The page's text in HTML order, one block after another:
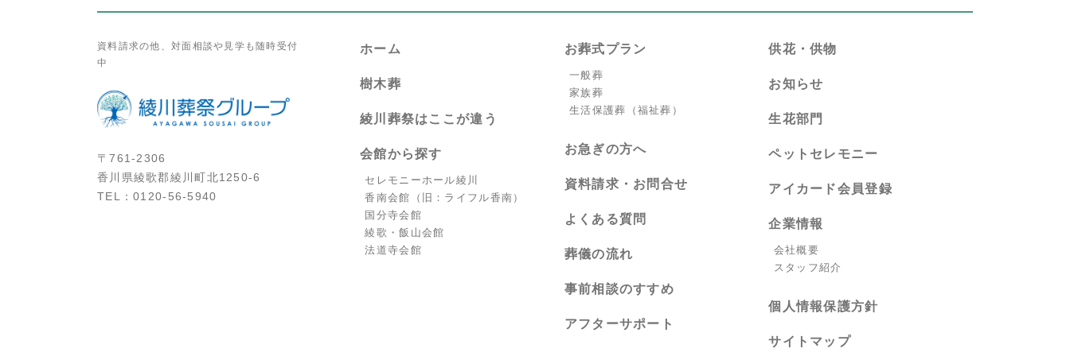
資料請求の他、対面相談や見学も随時受付
中
〒761-2306
香川県綾歌郡綾川町北1250-6
TEL：0120-56-5940
ホーム
樹木葬
綾川葬祭はここが違う
会館から探す
セレモニーホール綾川
香南会館（旧：ライフル香南）
国分寺会館
綾歌・飯山会館
法道寺会館
お葬式プラン
一般葬
家族葬
生活保護葬（福祉葬）
お急ぎの方へ
資料請求・お問合せ
よくある質問
葬儀の流れ
事前相談のすすめ
アフターサポート
供花・供物
お知らせ
生花部門
ペットセレモニー
アイカード会員登録
企業情報
会社概要
スタッフ紹介
個人情報保護方針
サイトマップ